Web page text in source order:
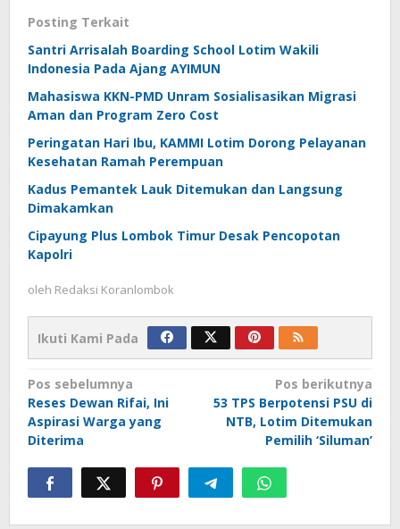
Posting Terkait
Santri Arrisalah Boarding School Lotim Wakili
Indonesia Pada Ajang AYIMUN
Mahasiswa KKN-PMD Unram Sosialisasikan Migrasi
Aman dan Program Zero Cost
Peringatan Hari Ibu, KAMMI Lotim Dorong Pelayanan
Kesehatan Ramah Perempuan
Kadus Pemantek Lauk Ditemukan dan Langsung
Dimakamkan
Cipayung Plus Lombok Timur Desak Pencopotan
Kapolri
oleh Redaksi Koranlombok
Ikuti Kami Pada
Navigasi
pos
Pos sebelumnya
Reses Dewan Rifai, Ini
Aspirasi Warga yang
Diterima
Pos berikutnya
53 TPS Berpotensi PSU di
NTB, Lotim Ditemukan
Pemilih ‘Siluman’